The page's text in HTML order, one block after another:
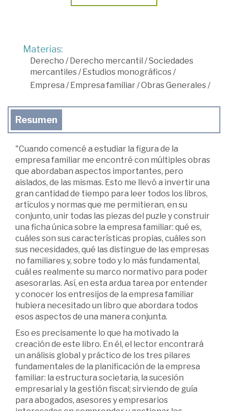
Materias:
Derecho / Derecho mercantil /Sociedades
mercantiles/ Estudios monográficos/
Empresa / Empresa familiar/Obras Generales/
Resumen
"Cuando comencé a estudiar la figura de la
empresa familiar me encontré con múltiples obras
que abordaban aspectos importantes, pero
aislados, de las mismas. Esto me llevó a invertir una
gran cantidad de tiempo para leer todos los libros,
artículos y normas que me permitieran, en su
conjunto, unir todas las piezas del puzle y construir
una ficha única sobre la empresa familiar: qué es,
cuáles son sus características propias, cuáles son
sus necesidades, qué las distingue de las empresas
no familiares y, sobre todo y lo más fundamental,
cuál es realmente su marco normativo para poder
asesorarlas. Así, en esta ardua tarea por entender
y conocer los entresijos de la empresa familiar
hubiera necesitado un libro que abordara todos
esos aspectos de una manera conjunta.
Eso es precisamente lo que ha motivado la
creación de este libro. En él, el lector encontrará
un análisis global y práctico de los tres pilares
fundamentales de la planificación de la empresa
familiar: la estructura societaria, la sucesión
empresarial y la gestión fiscal; sirviendo de guía
para abogados, asesores y empresarios